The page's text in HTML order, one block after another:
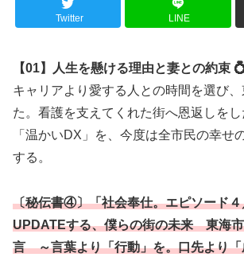
Twitter LINE
【01】人生を懸ける理由と妻との約束
キャリアより愛する人との時間を選び
た。看護を支えてくれた街へ恩返しを
「温かいDX」を、今度は全市民の幸せ
する。
〔秘伝書④〕「社会奉仕。エピソード
UPDATEする、僕らの街の未来 東海
言 ～言葉より「行動」を。口先より「